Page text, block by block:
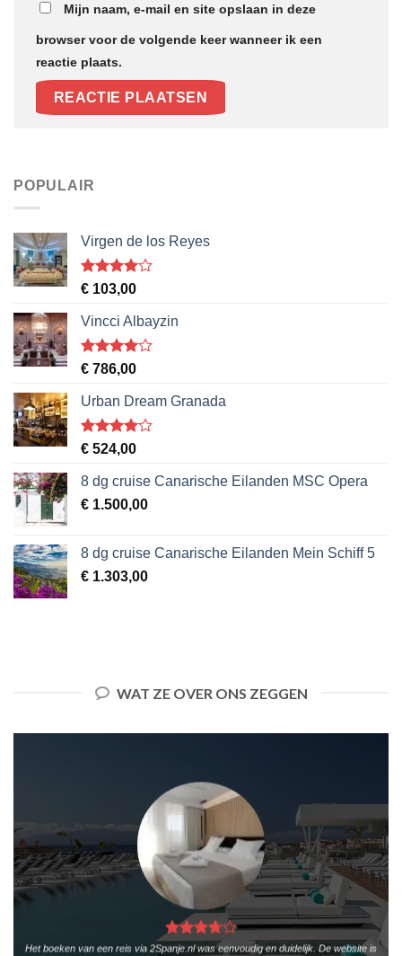
Mijn naam, e-mail en site opslaan in deze
browser voor de volgende keer wanneer ik een
reactie plaats.
POPULAIR
Virgen de los Reyes
Gewaardeerd
€ 103,00
Vincci Albayzin
Gewaardeerd
€ 786,00
Urban Dream Granada
Gewaardeerd
€ 524,00
8 dg cruise Canarische Eilanden MSC Opera
€ 1.500,00
8 dg cruise Canarische Eilanden Mein Schiff 5
€ 1.303,00
WAT ZE OVER ONS ZEGGEN
Het boeken van een reis via 2Spanje.nl was eenvoudig en duidelijk. De website is